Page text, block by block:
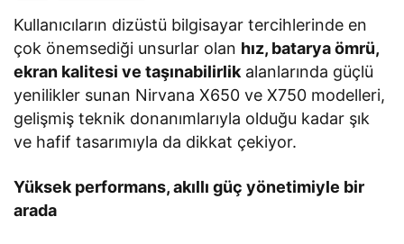
Kullanıcıların dizüstü bilgisayar tercihlerinde en
çok önemsediği unsurlar olan hız, batarya ömrü,
ekran kalitesi ve taşınabilirlik alanlarında güçlü
yenilikler sunan Nirvana X650 ve X750 modelleri,
gelişmiş teknik donanımlarıyla olduğu kadar şık
ve hafif tasarımıyla da dikkat çekiyor.
Yüksek performans, akıllı güç yönetimiyle bir
arada